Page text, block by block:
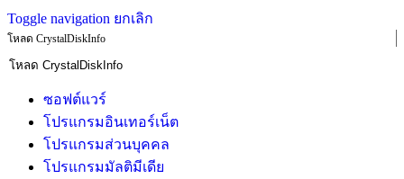
Toggle navigation ยกเลิก
โหลด CrystalDiskInfo
ซอฟต์แวร์
โปรแกรมอินเทอร์เน็ต
โปรแกรมส่วนบุคคล
โปรแกรมมัลติมีเดีย